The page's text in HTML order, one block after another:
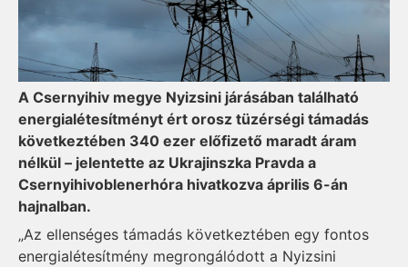
A Csernyihiv megye Nyizsini járásában található
energialétesítményt ért orosz tüzérségi támadás
következtében 340 ezer előfizető maradt áram
nélkül – jelentette az Ukrajinszka Pravda a
Csernyihivoblenerhóra hivatkozva április 6-án
hajnalban.
„Az ellenséges támadás következtében egy fontos
energialétesítmény megrongálódott a Nyizsini